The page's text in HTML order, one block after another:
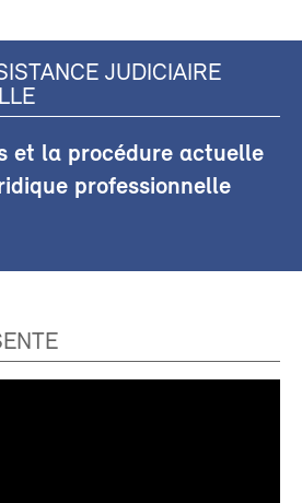
JUDICIAIRE
et la procédure actuelle
professionnelle